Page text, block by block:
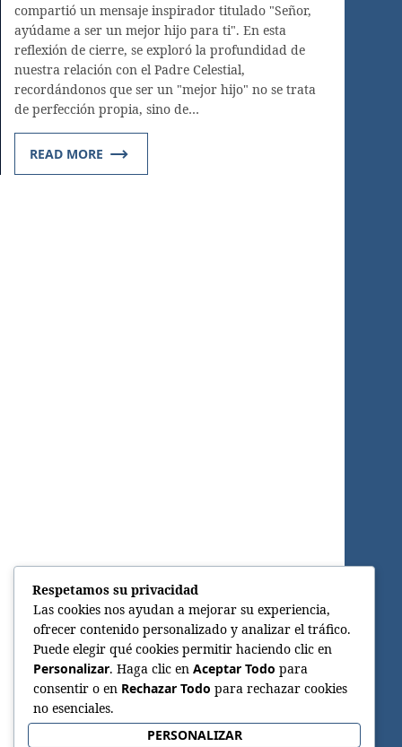
compartió un mensaje inspirador titulado "Señor,
ayúdame a ser un mejor hijo para ti". En esta
reflexión de cierre, se exploró la profundidad de
nuestra relación con el Padre Celestial,
recordándonos que ser un "mejor hijo" no se trata
de perfección propia, sino de…
READ MORE
Respetamos su privacidad
Las cookies nos ayudan a mejorar su experiencia,
ofrecer contenido personalizado y analizar el tráfico.
Puede elegir qué cookies permitir haciendo clic en
Personalizar. Haga clic en Aceptar Todo para
consentir o en Rechazar Todo para rechazar cookies
no esenciales.
PERSONALIZAR